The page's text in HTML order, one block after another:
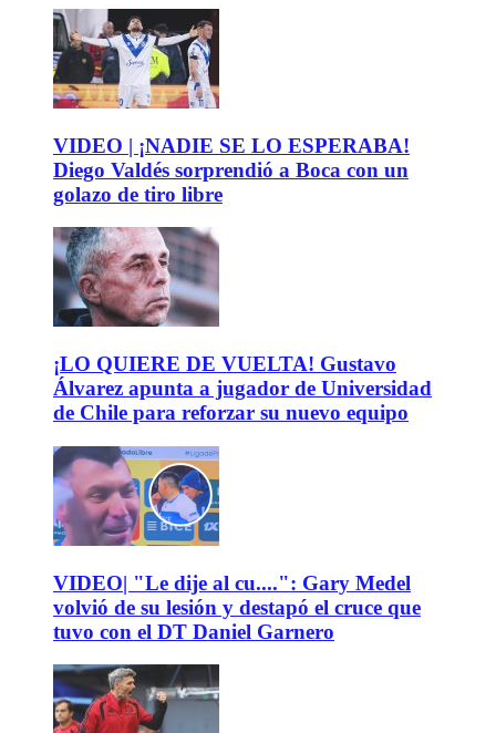
VIDEO | ¡NADIE SE LO ESPERABA!
Diego Valdés sorprendió a Boca con un
golazo de tiro libre
¡LO QUIERE DE VUELTA! Gustavo
Álvarez apunta a jugador de Universidad
de Chile para reforzar su nuevo equipo
VIDEO| "Le dije al cu....": Gary Medel
volvió de su lesión y destapó el cruce que
tuvo con el DT Daniel Garnero